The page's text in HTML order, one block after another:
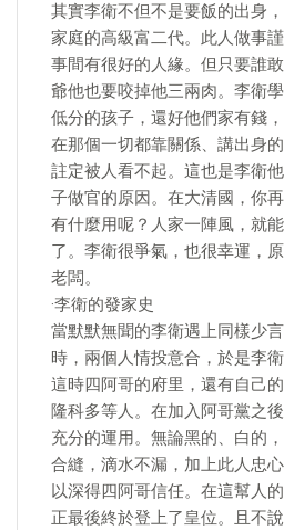
其實李衛不但不是要飯的出身
家庭的高級富二代。此人做事
事間有很好的人緣。但只要誰
爺他也要咬掉他三兩肉。李衛
低分的孩子，還好他們家有錢
在那個一切都靠關係、講出身
註定被人看不起。這也是李衛
子做官的原因。在大清國，你
有什麼用呢？人家一陣風，就
了。李衛很爭氣，也很幸運，
老闆。
·李衛的發家史
當默默無聞的李衛遇上同樣少
時，兩個人情投意合，於是李
這時四阿哥的府里，還有自己
隆科多等人。在加入阿哥黨之
充分的運用。無論黑的、白的
合縫，滴水不漏，加上此人忠
以深得四阿哥信任。在這幫人
正最後終於登上了皇位。且不